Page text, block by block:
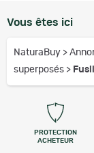
Vous êtes ici
NaturaBuy >
superposés >
PROTECTION
ACHETEUR